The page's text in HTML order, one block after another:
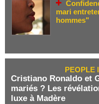
mari
hommes"
PEOPLE
Cristiano Ronaldo et
mariés ? Les
luxe à Madère